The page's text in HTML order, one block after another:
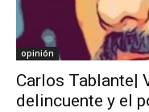
opinión
Carlos Tablante|
delincuente y el